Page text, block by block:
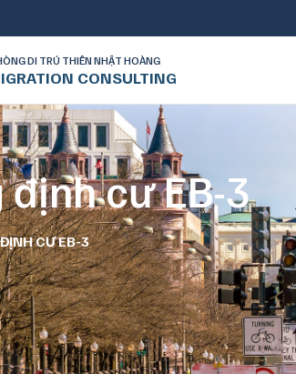
DI TRÚ THIÊN NHẬT HOÀNG
CONSULTING
cư EB-3
CƯ EB-3